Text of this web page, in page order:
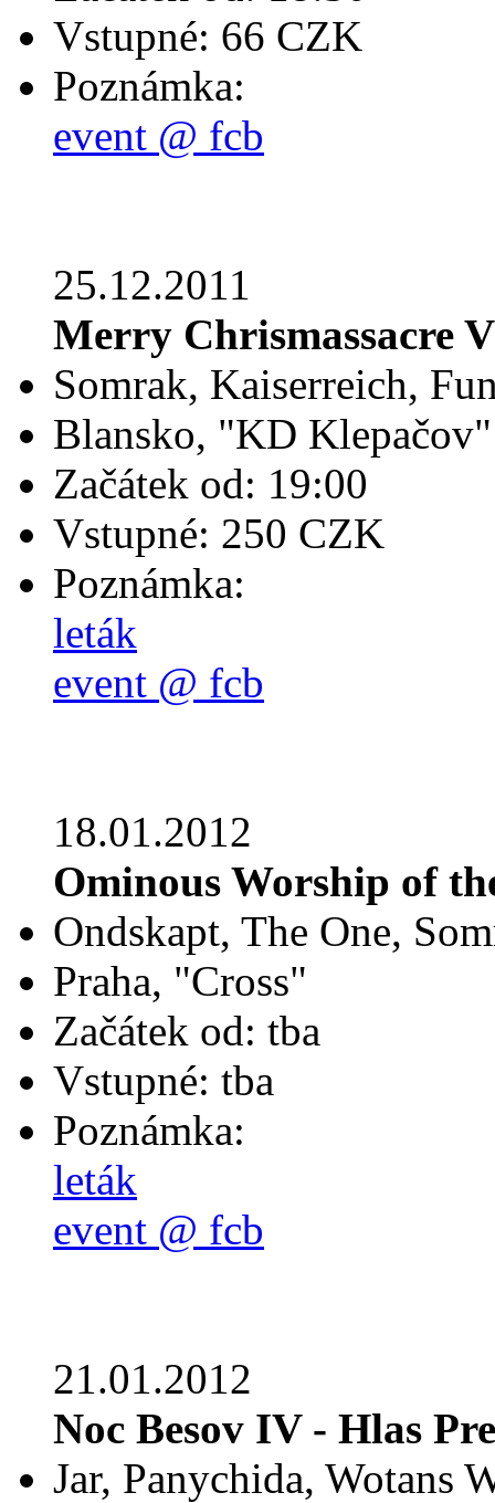
Vstupné: 66 CZK
Poznámka:
event @ fcb
25.12.2011
Merry Chrismassacre V
Somrak, Kaiserreich,
Blansko, "KD Klepačov"
Začátek od: 19:00
Vstupné: 250 CZK
Poznámka:
leták
event @ fcb
18.01.2012
Ominous Worship of
Ondskapt, The One,
Praha, "Cross"
Začátek od: tba
Vstupné: tba
Poznámka:
leták
event @ fcb
21.01.2012
Noc Besov IV - Hlas
Jar, Panychida, Wotans